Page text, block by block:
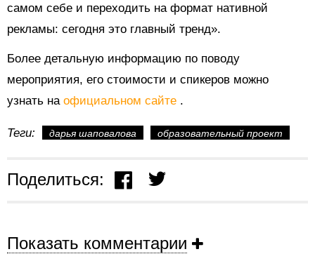
самом себе и переходить на формат нативной
рекламы: сегодня это главный тренд».
Более детальную информацию по поводу
мероприятия, его стоимости и спикеров можно
узнать на официальном сайте .
Теги: дарья шаповалова образовательный проект
Поделиться:
Показать комментарии